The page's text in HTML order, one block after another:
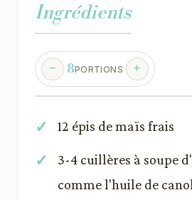
Ingrédients
8PORTIONS
12 épis de maïs frais
3-4 cuillères à soupe
comme l'huile de